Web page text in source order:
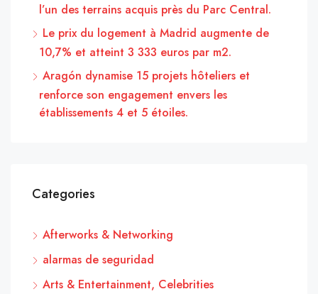
l’un des terrains acquis près du Parc Central.
Le prix du logement à Madrid augmente de
10,7% et atteint 3 333 euros par m2.
Aragón dynamise 15 projets hôteliers et
renforce son engagement envers les
établissements 4 et 5 étoiles.
Categories
Afterworks & Networking
alarmas de seguridad
Arts & Entertainment, Celebrities